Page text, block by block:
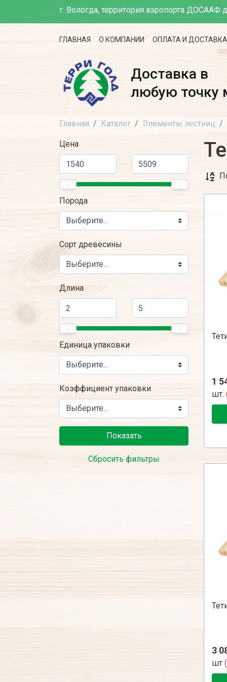
г. Вологда, территория аэропорта ДОСААФ
ГЛАВНАЯ О КОМПАНИИ ОПЛАТА И ДОСТАВКА
Доставка в
любую точку
Главная Каталог Элементы лестниц
Цена
Порода
Сорт древесины
Длина
Единица упаковки
Коэффициент упаковки
Показать
Сбросить фильтры
1
шт.
3
шт